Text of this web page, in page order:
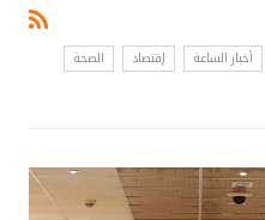
أخبار الساعة إقتصاد
الصحة